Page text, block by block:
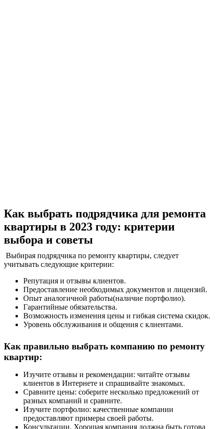
Как выбрать подрядчика для ремонта
квартиры в 2023 году: критерии
выбора и советы
Выбирая подрядчика по ремонту квартиры, следует
учитывать следующие критерии:
Репутация и отзывы клиентов.
Предоставление необходимых документов и лицензий.
Опыт аналогичной работы(наличие портфолио).
Гарантийные обязательства.
Возможность изменения цены и гибкая система скидок.
Уровень обслуживания и общения с клиентами.
Как правильно выбрать компанию по ремонту
квартир:
Изучите отзывы и рекомендации: читайте отзывы
клиентов в Интернете и спрашивайте знакомых.
Сравните цены: соберите несколько предложений от
разных компаний и сравните.
Изучите портфолио: качественные компании
предоставляют примеры своей работы.
Консультации. Хорошая компания должна быть готова